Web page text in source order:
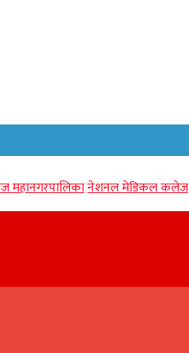
महानगरपालिकानेशनल मेडिकल कलेज